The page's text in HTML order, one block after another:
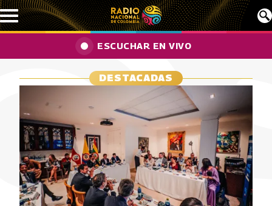
Pasar al contenido principal
ESCUCHAR EN VIVO
DESTACADAS